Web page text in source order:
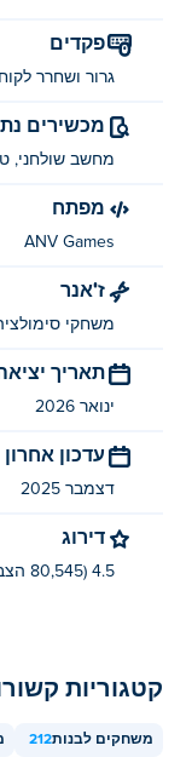
פקדים
גרור ושחרר
מכשירים
מחשב שולחני,
מפתח
ANV Games
ז'אנר
משחקי
תאריך
ינואר 2026
עדכון אחרון
דצמבר 2025
דירוג
4.5 (80,545 הצבעות)
קטגוריות
משחקים לבנות212